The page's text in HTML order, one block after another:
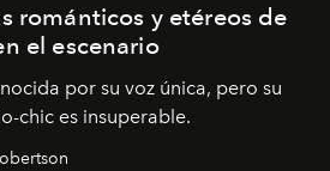
románticos y etéreos de
el escenario
por su voz única, pero su
chic es insuperable.